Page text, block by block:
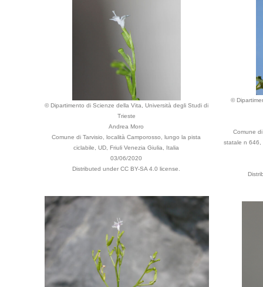
© Dipartimento di Scienze della Vita, Università degli Studi di
Trieste
Andrea Moro
Comune di Tarvisio, località Camporosso, lungo la pista
ciclabile, UD, Friuli Venezia Giulia, Italia
03/06/2020
Distributed under CC BY-SA 4.0 license.
©
Comune
statale n 646,